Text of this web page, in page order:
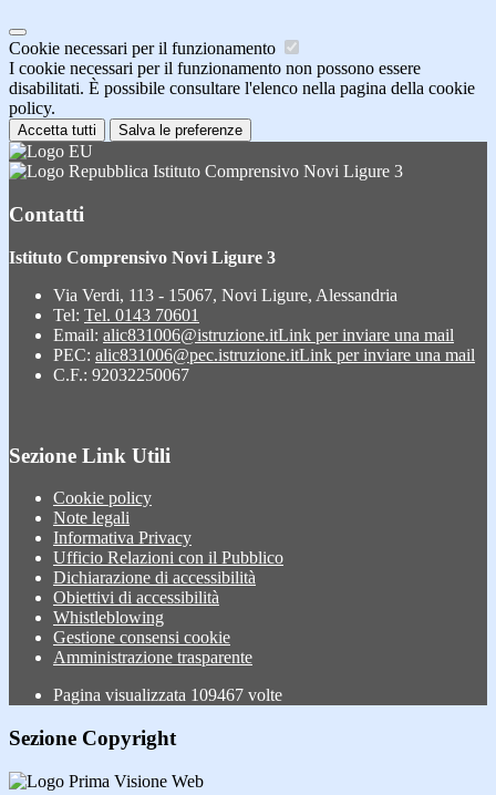
Cookie necessari per il funzionamento
I cookie necessari per il funzionamento non possono essere
disabilitati. È possibile consultare l'elenco nella pagina della cookie
policy.
Accetta tutti Salva le preferenze
Istituto Comprensivo Novi Ligure 3
Contatti
Istituto Comprensivo Novi Ligure 3
Via Verdi, 113 - 15067, Novi Ligure, Alessandria
Tel: Tel. 0143 70601
Email: alic831006@istruzione.itLink per inviare una mail
PEC: alic831006@pec.istruzione.itLink per inviare una mail
C.F.: 92032250067
Sezione Link Utili
Cookie policy
Note legali
Informativa Privacy
Ufficio Relazioni con il Pubblico
Dichiarazione di accessibilità
Obiettivi di accessibilità
Whistleblowing
Gestione consensi cookie
Amministrazione trasparente
Pagina visualizzata 109467 volte
Sezione Copyright